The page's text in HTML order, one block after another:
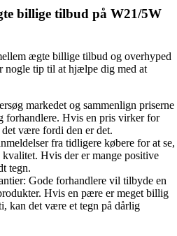
billige tilbud på W21/5W
ægte billige tilbud og overhyped
nogle tip til at hjælpe dig med at
markedet og sammenlign priserne
forhandlere. Hvis en pris virker for
være fordi den er det.
fra tidligere købere for at se,
Hvis der er mange positive
tegn.
Gode forhandlere vil tilbyde en
Hvis en pære er meget billig
kan det være et tegn på dårlig